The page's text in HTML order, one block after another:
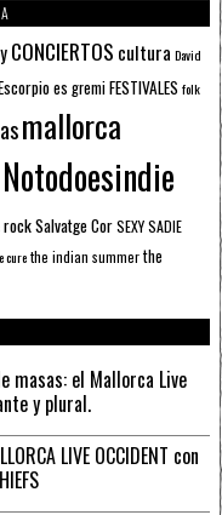
CONCIERTOS cultura David
es gremiFESTIVALES folk
mallorca
Notodoesindie
rockSalvatge CorSEXY SADIE
curethe indian summerthe
masas: el Mallorca Live
y plural.
LIVE OCCIDENT con